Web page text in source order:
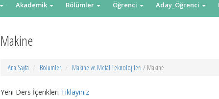
Akademik Bölümler Öğrenci Aday_Öğrenci
Makine
Ana Sayfa Bölümler Makine ve Metal Teknolojileri / Makine
Yeni Ders İçerikleri Tıklayınız